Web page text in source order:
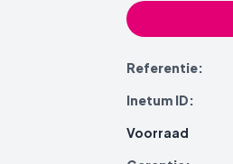
Referentie:
Inetum ID:
Voorraad